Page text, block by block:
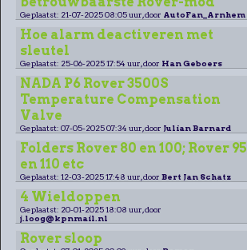
Geplaatst: 21-07-2025 08:05 uur, door AutoFan_Arnhem
Hoe alarm deactiveren met
sleutel
Geplaatst: 25-06-2025 17:54 uur, door Han Geboers
NADA P6 Rover 3500S
Temperature Compensation
Valve
Geplaatst: 07-05-2025 07:34 uur, door Julian Barnard
Folders Rover 80 en 100; Rover 95
en 110 etc
Geplaatst: 12-03-2025 17:48 uur, door Bert Jan Schatz
4 Wieldoppen
Geplaatst: 20-01-2025 18:08 uur, door
j.loog@kpnmail.nl
Rover sloop